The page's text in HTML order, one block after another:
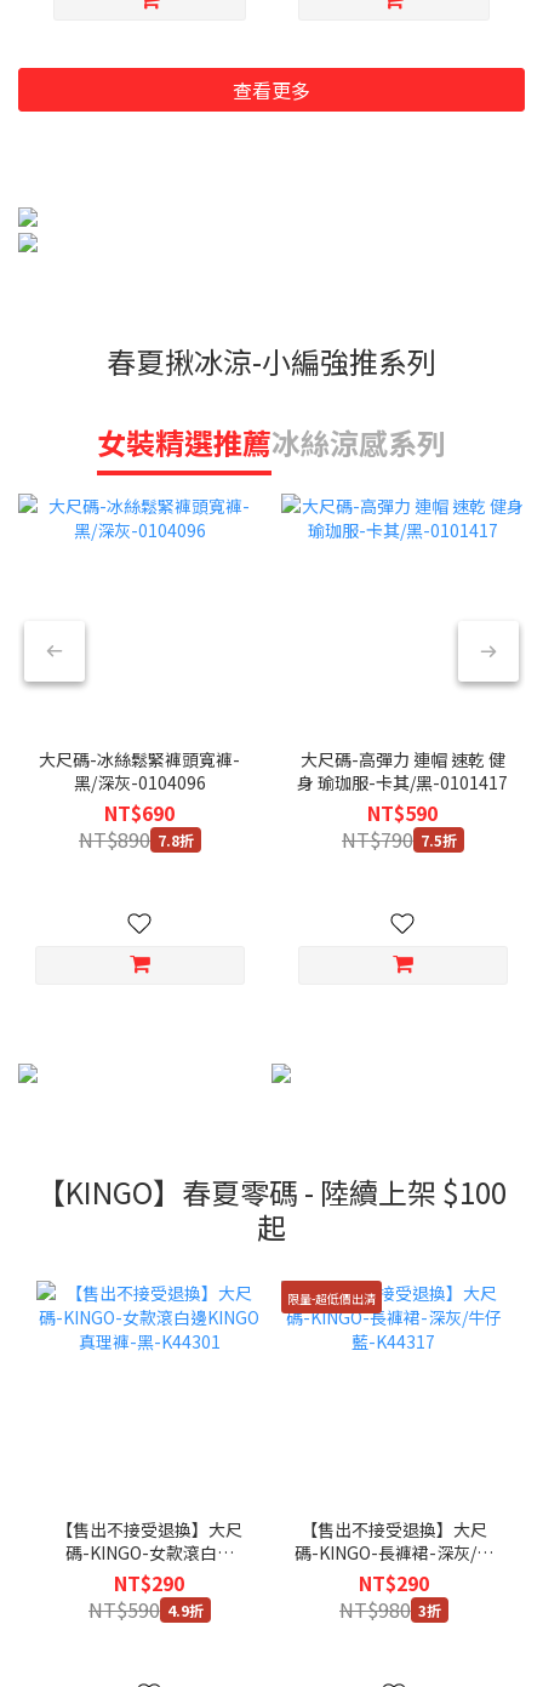
查看更多
春夏揪冰涼-小編強推系列
女裝精選推薦冰絲涼感系列
大尺碼-冰絲鬆緊褲頭寬褲-
黑/深灰-0104096
NT$690
NT$890 7.8折
大尺碼-高彈力 連帽 速乾 健
身 瑜珈服-卡其/黑-0101417
NT$590
NT$790 7.5折
【KINGO】春夏零碼 - 陸續上架 $100
起
【售出不接受退換】大尺
碼-KINGO-女款滾白邊
KINGO真理褲-黑-K44301
NT$290
NT$590 4.9折
限量-超低價出清
【售出不接受退換】大尺
碼-KINGO-長褲裙-深灰/牛
仔藍-K44317
NT$290
NT$980 3折